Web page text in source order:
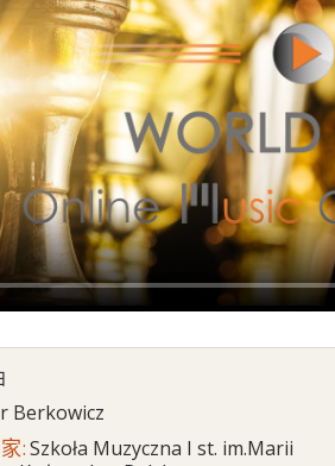
Berkowicz
:Szkoła Muzyczna I st. im.Marii